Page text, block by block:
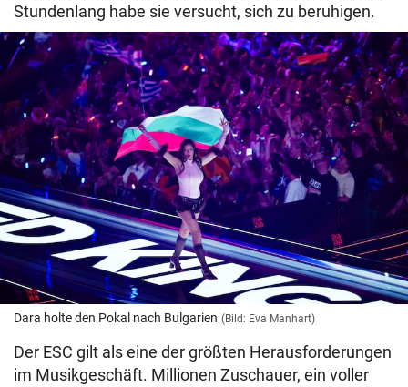
Stundenlang habe sie versucht, sich zu beruhigen.
Dara holte den Pokal nach Bulgarien (Bild: Eva Manhart)
Der ESC gilt als eine der größten Herausforderungen
im Musikgeschäft. Millionen Zuschauer, ein voller